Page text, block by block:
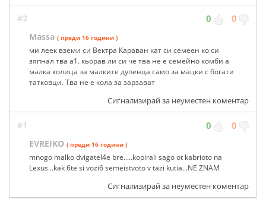
#2 0 0
Massa ( преди 16 години )
ми леек вземи си Вектра Караван кат си семеен ко си
зяпнал тва а1. кьорав ли си че тва не е семейно комби а
малка колица за малките дупенца само за мацки с богати
татковци. Тва не е кола за зарзават
Сигнализирай за неуместен коментар
#1 0 0
EVREIKO ( преди 16 години )
mnogo malko dvigatel4e bre.....kopirali sago ot kabrioto na
Lexus...kak 6te si vozi6 semeistvoto v tazi kutia...NE ZNAM
Сигнализирай за неуместен коментар